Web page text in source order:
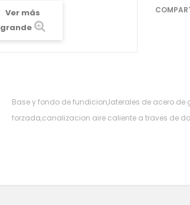
Ver más
grande
Base y fondo de fundicion,laterales de acero
forzada,canalizacion aire caliente a traves de